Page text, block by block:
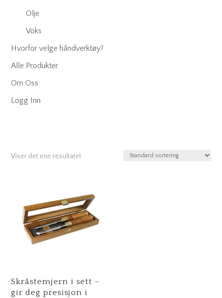
Olje
Voks
Hvorfor velge håndverktøy?
Alle Produkter
Om Oss
Logg Inn
Viser det ene resultatet
Skråstemjern i sett –
gir deg presisjon i